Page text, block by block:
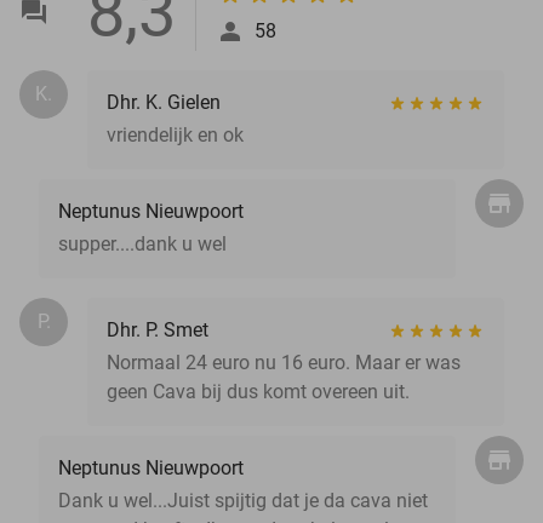
58
K.
Dhr. K. Gielen
vriendelijk en ok
Neptunus Nieuwpoort
supper....dank u wel
P.
Dhr. P. Smet
Normaal 24 euro nu 16 euro. Maar er was
geen Cava bij dus komt overeen uit.
Neptunus Nieuwpoort
Dank u wel...Juist spijtig dat je da cava niet